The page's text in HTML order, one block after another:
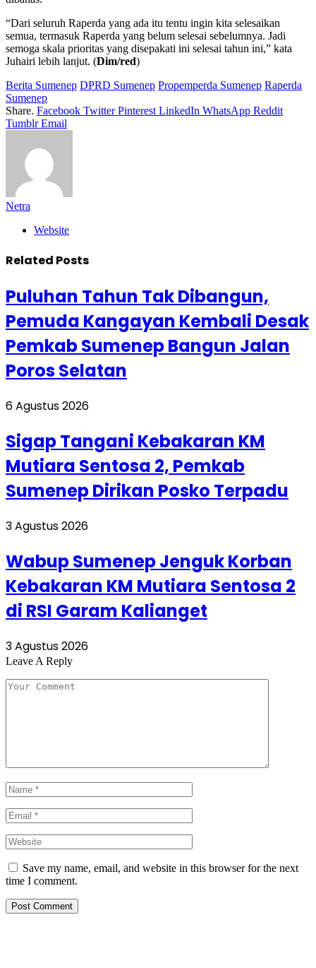
“Dari seluruh Raperda yang ada itu tentu ingin kita selesaikan
semua, termasuk Raperda yang belum selesai sebelumnya. Jadi
semoga skala prioritas yang disepakati ini selesai tahun ini,” kata
Juhairi lebih lanjut. (Dim/red)
Berita Sumenep DPRD Sumenep Propemperda Sumenep Raperda
Sumenep
Share. Facebook Twitter Pinterest LinkedIn WhatsApp Reddit
Tumblr Email
Netra
Website
Related Posts
Puluhan Tahun Tak Dibangun,
Pemuda Kangayan Kembali Desak
Pemkab Sumenep Bangun Jalan
Poros Selatan
6 Agustus 2026
Sigap Tangani Kebakaran KM
Mutiara Sentosa 2, Pemkab
Sumenep Dirikan Posko Terpadu
3 Agustus 2026
Wabup Sumenep Jenguk Korban
Kebakaran KM Mutiara Sentosa 2
di RSI Garam Kalianget
3 Agustus 2026
Leave A Reply
Save my name, email, and website in this browser for the next
time I comment.